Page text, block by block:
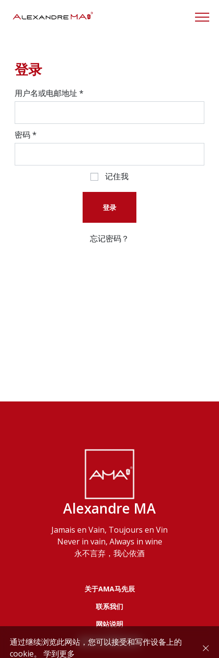
My Account – CN
登录
用户名或电邮地址 *
密码*
记住我
登录
忘记密码？
Alexandre MA
Jamais en Vain, Toujours en Vin
Never in vain, Always in wine
永不言弃，我心依酒
关于AMA马先辰
联系我们
网站说明
服务协议和隐私政策
通过继续浏览此网站，您可以接受和写作设备上的
cookie。 学到更多